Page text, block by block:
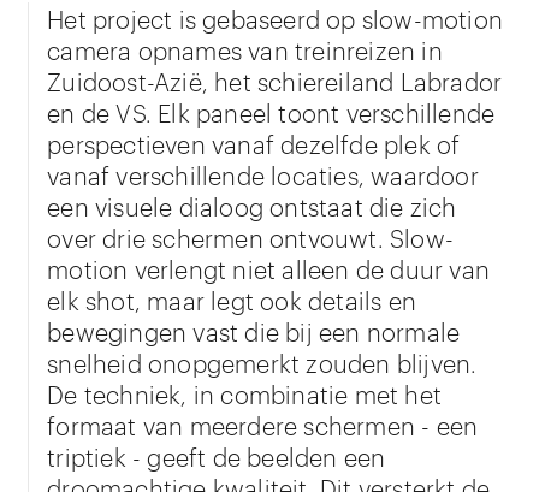
Het project is gebaseerd op slow-motion
camera opnames van treinreizen in
Zuidoost-Azië, het schiereiland Labrador
en de VS. Elk paneel toont verschillende
perspectieven vanaf dezelfde plek of
vanaf verschillende locaties, waardoor
een visuele dialoog ontstaat die zich
over drie schermen ontvouwt. Slow-
motion verlengt niet alleen de duur van
elk shot, maar legt ook details en
bewegingen vast die bij een normale
snelheid onopgemerkt zouden blijven.
De techniek, in combinatie met het
formaat van meerdere schermen - een
triptiek - geeft de beelden een